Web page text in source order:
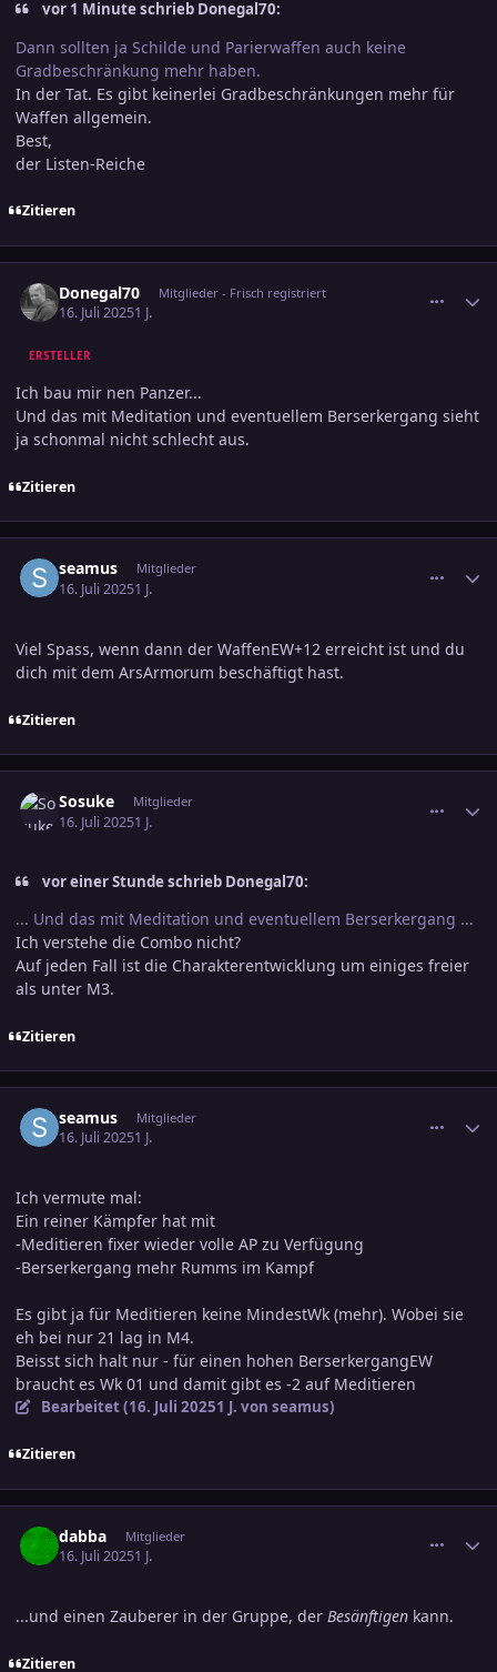
vor 1 Minute schrieb Donegal70:
Dann sollten ja Schilde und Parierwaffen auch keine
Gradbeschränkung mehr haben.
In der Tat. Es gibt keinerlei Gradbeschränkungen mehr für
Waffen allgemein.
Best,
der Listen-Reiche
Zitieren
Donegal70 Mitglieder - Frisch registriert
16. Juli 20251 J.
ERSTELLER
Ich bau mir nen Panzer...
Und das mit Meditation und eventuellem Berserkergang sieht
ja schonmal nicht schlecht aus.
Zitieren
seamus Mitglieder
16. Juli 20251 J.
Viel Spass, wenn dann der WaffenEW+12 erreicht ist und du
dich mit dem ArsArmorum beschäftigt hast.
Zitieren
Sosuke Mitglieder
16. Juli 20251 J.
vor einer Stunde schrieb Donegal70:
... Und das mit Meditation und eventuellem Berserkergang ...
Ich verstehe die Combo nicht?
Auf jeden Fall ist die Charakterentwicklung um einiges freier
als unter M3.
Zitieren
seamus Mitglieder
16. Juli 20251 J.
Ich vermute mal:
Ein reiner Kämpfer hat mit
-Meditieren fixer wieder volle AP zu Verfügung
-Berserkergang mehr Rumms im Kampf
Es gibt ja für Meditieren keine MindestWk (mehr). Wobei sie
eh bei nur 21 lag in M4.
Beisst sich halt nur - für einen hohen BerserkergangEW
braucht es Wk 01 und damit gibt es -2 auf Meditieren
Bearbeitet (16. Juli 20251 J. von seamus)
Zitieren
dabba Mitglieder
16. Juli 20251 J.
...und einen Zauberer in der Gruppe, der Besänftigen kann.
Zitieren